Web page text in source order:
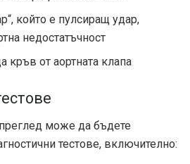
който е пулсиращ удар,
недостатъчност
кръв от аортната клапа
може да бъдете
тестове, включително: